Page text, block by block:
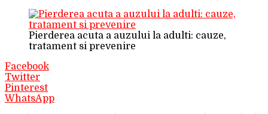
Pierderea acuta a auzului la adulti: cauze,
tratament si prevenire
Facebook
Twitter
Pinterest
WhatsApp